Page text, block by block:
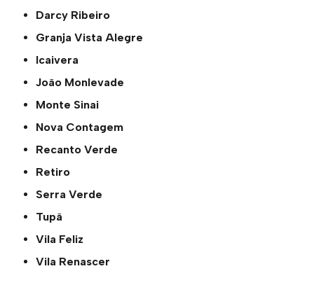
Darcy Ribeiro
Granja Vista Alegre
Icaivera
João Monlevade
Monte Sinai
Nova Contagem
Recanto Verde
Retiro
Serra Verde
Tupã
Vila Feliz
Vila Renascer